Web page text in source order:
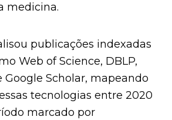
medicina.
publicações indexadas
Web of Science, DBLP,
Google Scholar, mapeando
tecnologias entre 2020
marcado por